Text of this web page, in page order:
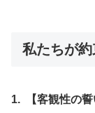
私たちが約
1. 【客観性の